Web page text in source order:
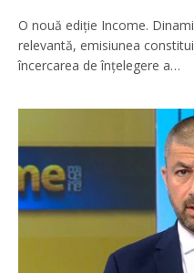
O nouă ediție Income.
relevantă, emisiunea
încercarea de înţelegere a…